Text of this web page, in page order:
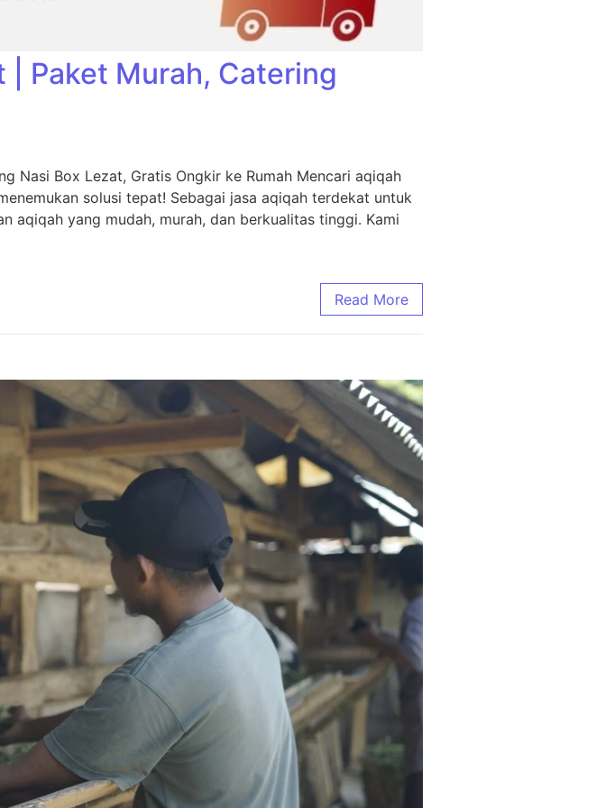
| Paket Murah, Catering
Nasi Box Lezat, Gratis Ongkir ke Rumah Mencari aqiqah
solusi tepat! Sebagai jasa aqiqah terdekat untuk
aqiqah yang mudah, murah, dan berkualitas tinggi. Kami
Read More